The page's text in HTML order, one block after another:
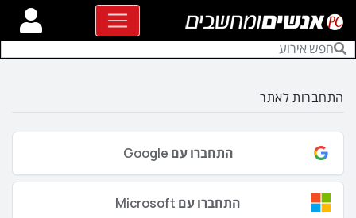
התחברות לאתר
התחברו עם Google
התחברו עם Microsoft